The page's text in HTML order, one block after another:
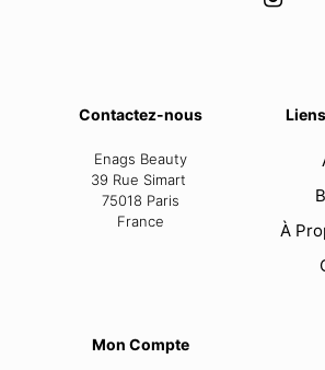
Contactez-nous
Enags Beauty
39 Rue Simart
75018 Paris
France
À
Mon Compte